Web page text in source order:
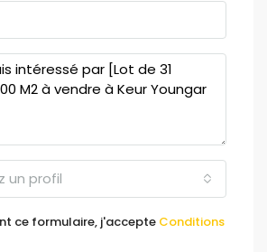
un profil
ce formulaire, j'accepte Conditions